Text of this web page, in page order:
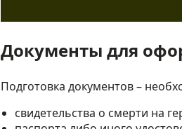
Документы для
Подготовка документов –
свидетельства о смерти на